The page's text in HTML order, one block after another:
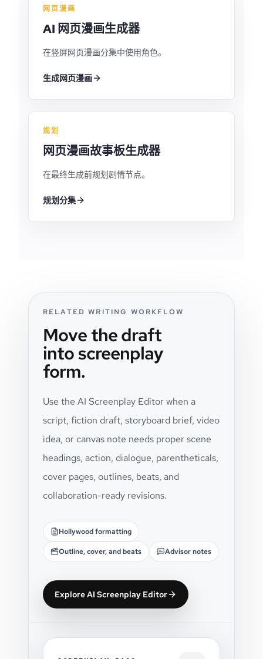
网页漫画
AI 网页漫画生成器
在竖屏网页漫画分集中使用角色。
生成网页漫画
规划
网页漫画故事板生成器
在最终生成前规划剧情节点。
规划分集
RELATED WRITING WORKFLOW
Move the draft
into screenplay
form.
Use the AI Screenplay Editor when a
script, fiction draft, storyboard brief, video
idea, or canvas note needs proper scene
headings, action, dialogue, parentheticals,
cover pages, outlines, beats, and
collaboration-ready revisions.
Hollywood formatting
Outline, cover, and beats Advisor notes
Explore AI Screenplay Editor